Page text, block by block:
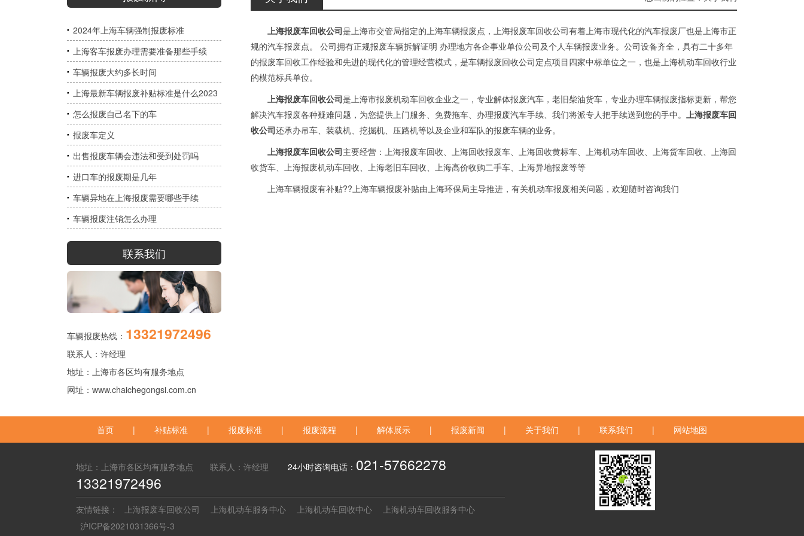
2024年上海车辆强制报废标准
上海客车报废办理需要准备那些手续
车辆报废大约多长时间
上海最新车辆报废补贴标准是什么2023
怎么报废自己名下的车
报废车定义
出售报废车辆会违法和受到处罚吗
进口车的报废期是几年
车辆异地在上海报废需要哪些手续
车辆报废注销怎么办理
联系我们
车辆报废热线： 13321972496
联系人：许经理
地址：上海市各区均有服务地点
网址： www.chaichegongsi.com.cn
上海报废车回收公司是上海市交管局指定的上海车辆报废点，上海报废车回收公司有着上海市现代化的汽车报废厂也是上海市正
规的汽车报废点。 公司拥有正规报废车辆拆解证明 办理地方各企事业单位公司及个人车辆报废业务。公司设备齐全，具有二十多年
的报废车回收工作经验和先进的现代化的管理经营模式，是车辆报废回收公司定点项目四家中标单位之一，也是上海机动车回收行业
的模范标兵单位。
上海报废车回收公司是上海市报废机动车回收企业之一，专业解体报废汽车，老旧柴油货车，专业办理车辆报废指标更新，帮您
解决汽车报废各种疑难问题，为您提供上门服务、免费拖车、办理报废汽车手续、我们将派专人把手续送到您的手中。
上海报废车回
收公司还承办吊车、装载机、挖掘机、压路机等以及企业和军队的报废车辆的业务。
上海报废车回收公司主要经营：上海报废车回收、上海回收报废车、上海回收黄标车、上海机动车回收、上海货车回收、上海回
收货车、上海报废机动车回收、上海老旧车回收、上海高价收购二手车、上海异地报废等等
上海车辆报废有补贴??上海车辆报废补贴由上海环保局主导推进，有关机动车报废相关问题，欢迎随时咨询我们
首页 | 补贴标准 | 报废标准 | 报废流程 | 解体展示 | 报废新闻 | 关于我们 | 联系我们 | 网站地图
地址：上海市各区均有服务地点 联系人：许经理 24小时咨询电话： 021-57662278
13321972496
友情链接： 上海报废车回收公司 上海机动车服务中心 上海机动车回收中心
上海机动车回收服务中心
沪ICP备2021031366号-3